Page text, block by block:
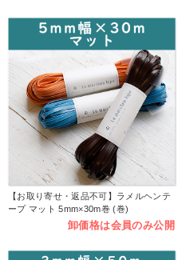
【お取り寄せ・返品不可】ラメルヘンテ
ープ マット 5mm×30m巻 (巻)
卸価格は会員のみ公開